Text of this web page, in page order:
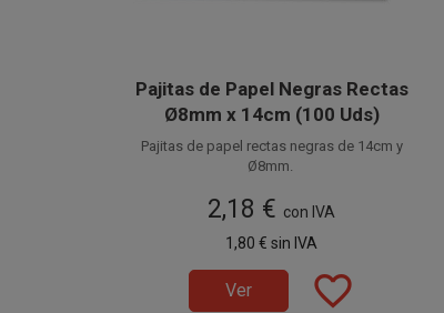
Pajitas de Papel Negras Rectas
Ø8mm x 14cm (100 Uds)
Pajitas de papel rectas negras de 14cm y
Ø8mm.
cañitas de papel también son conocidas
Biodegradables.
Disponible a la venta en paquetes de 100
2,18 € con IVA
1,80 € sin IVA
Ver favorite_border